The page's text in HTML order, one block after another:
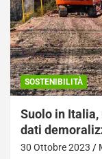
SOSTENIBILITÀ
Suolo in
dati
30 Ottobre 2023